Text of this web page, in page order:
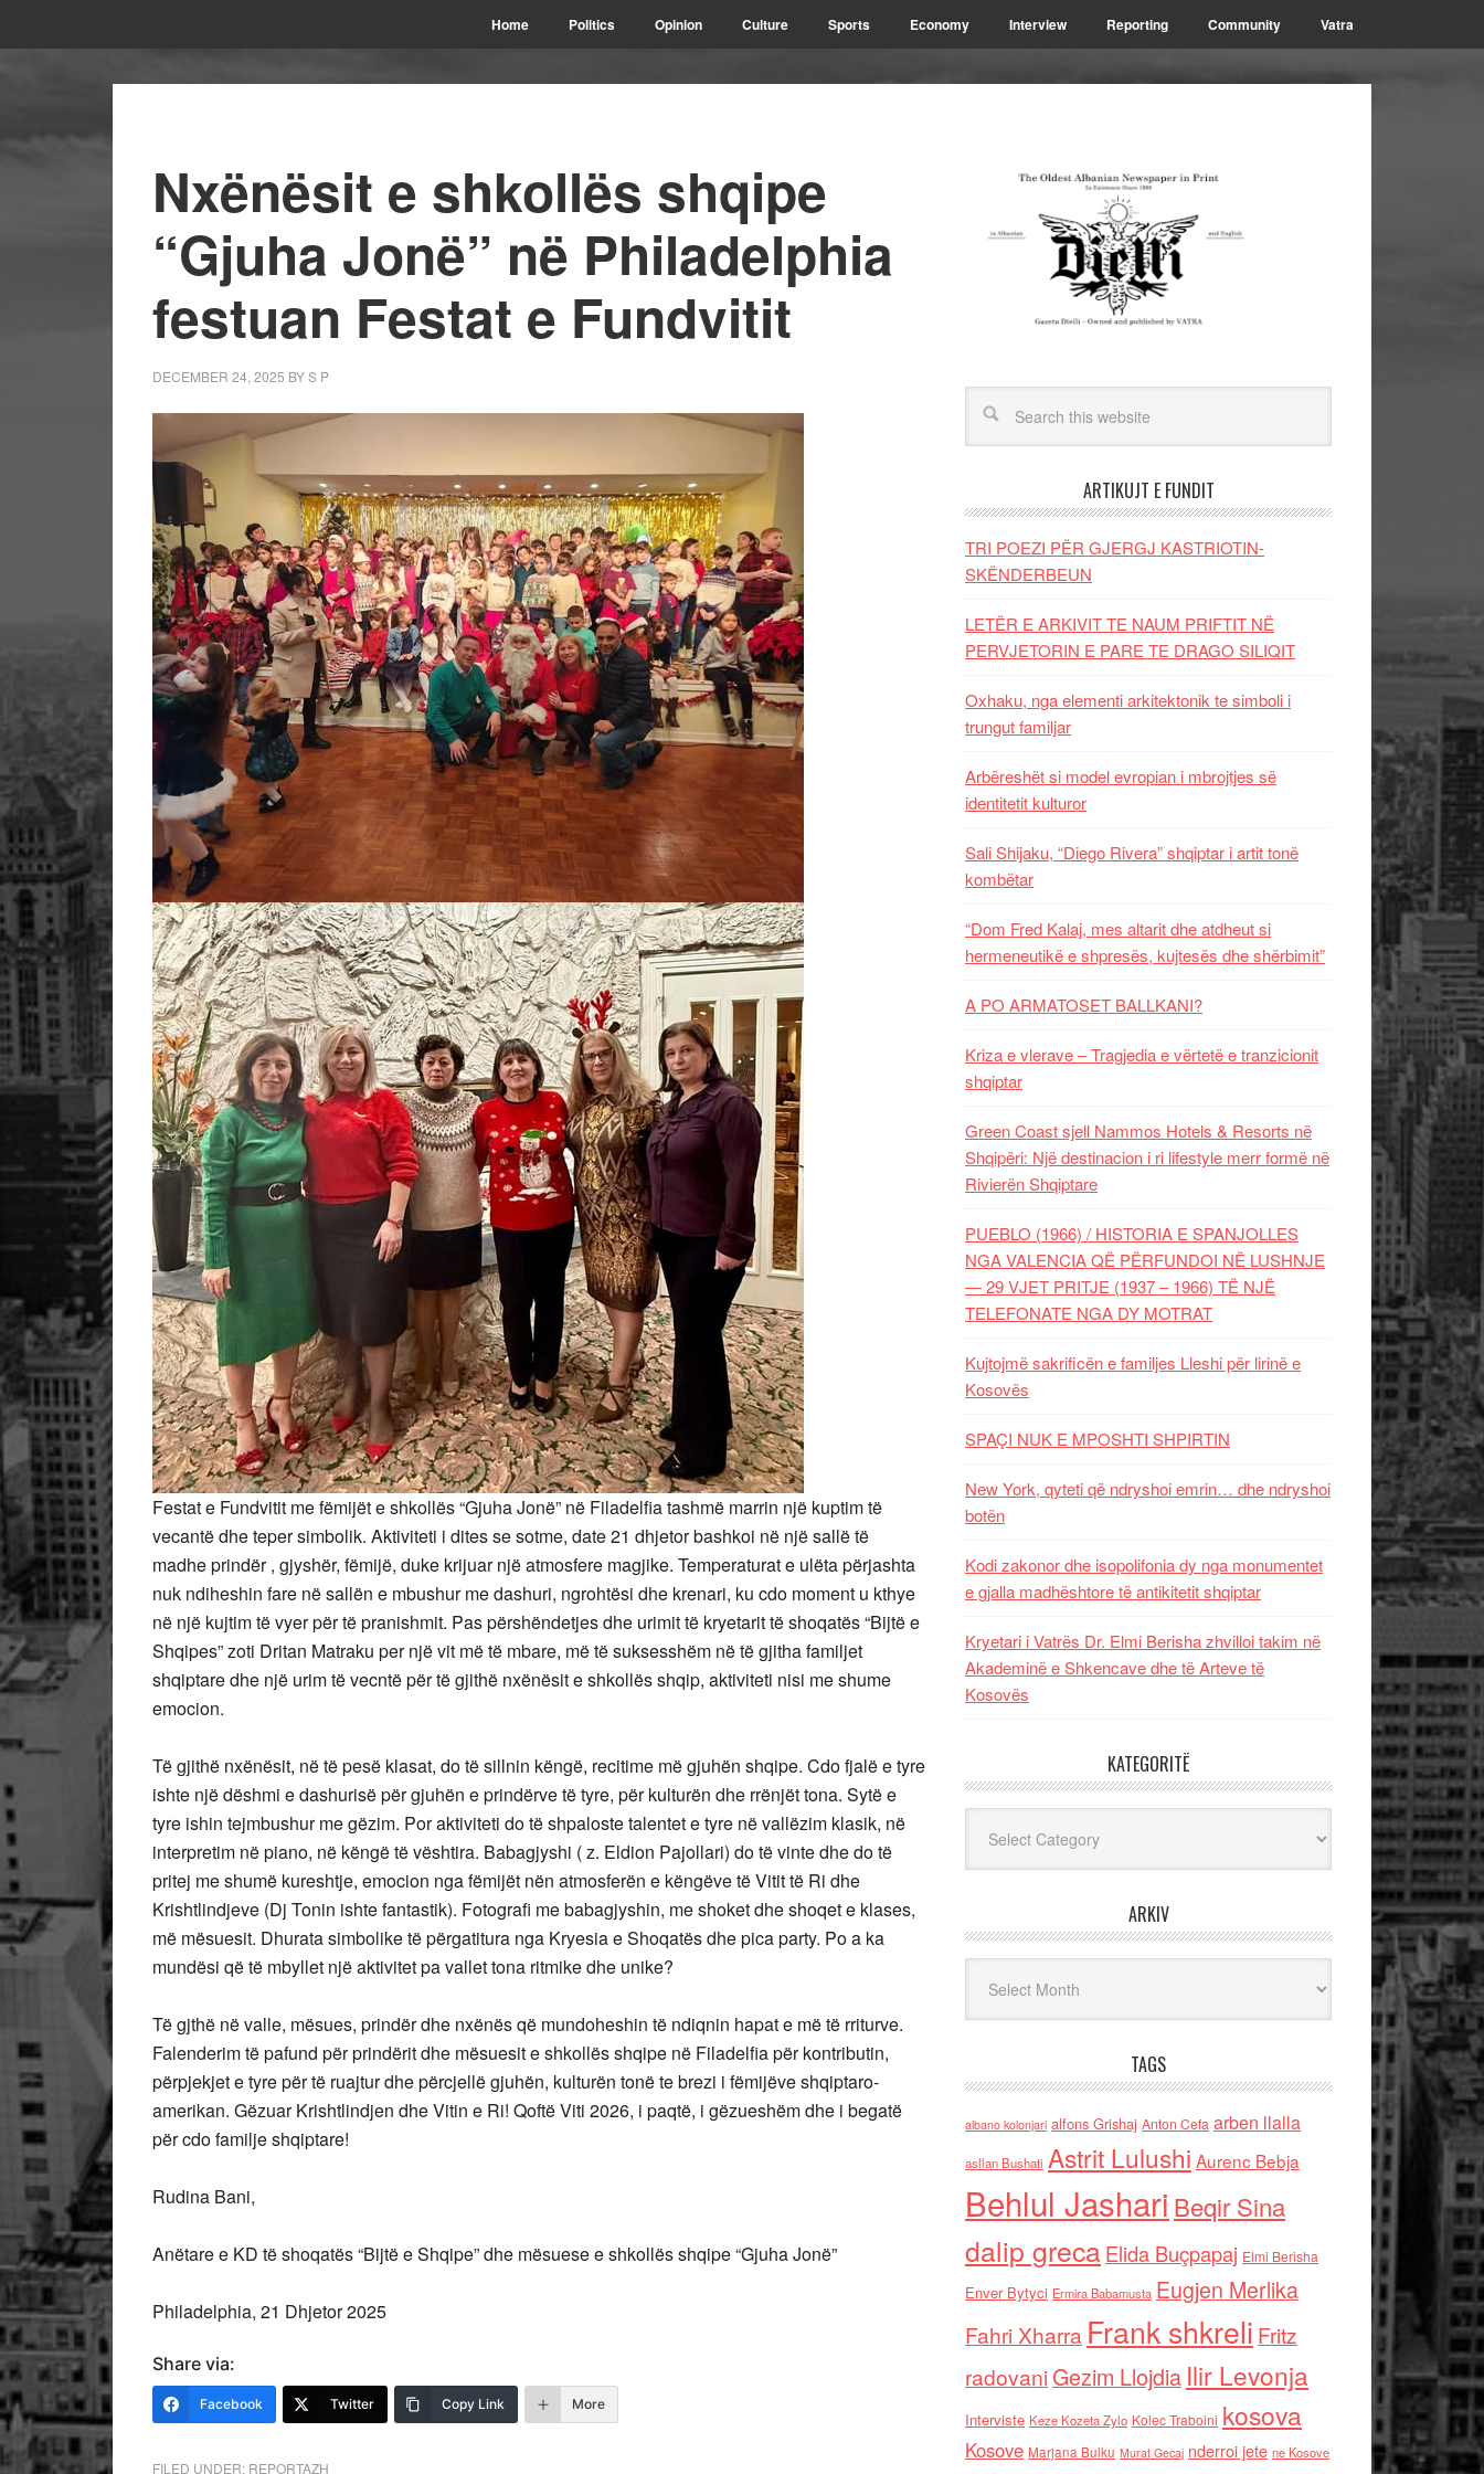
Home Politics Opinion Culture Sports Economy Interview Reporting Community Vatra
Nxënësit e shkollës shqipe
“Gjuha Jonë” në Philadelphia
festuan Festat e Fundvitit
DECEMBER 24, 2025 BYS P
Festat e Fundvitit me fëmijët e shkollës “Gjuha Jonë” në Filadelfia tashmë marrin një kuptim të
vecantë dhe teper simbolik. Aktiviteti i dites se sotme, date 21 dhjetor bashkoi në një sallë të
madhe prindër , gjyshër, fëmijë, duke krijuar një atmosfere magjike. Temperaturat e ulëta përjashta
nuk ndiheshin fare në sallën e mbushur me dashuri, ngrohtësi dhe krenari, ku cdo moment u kthye
në një kujtim të vyer për të pranishmit. Pas përshëndetjes dhe urimit të kryetarit të shoqatës “Bijtë e
Shqipes” zoti Dritan Matraku per një vit më të mbare, më të suksesshëm në të gjitha familjet
shqiptare dhe një urim të vecntë për të gjithë nxënësit e shkollës shqip, aktiviteti nisi me shume
emocion.
Të gjithë nxënësit, në të pesë klasat, do të sillnin këngë, recitime më gjuhën shqipe. Cdo fjalë e tyre
ishte një dëshmi e dashurisë për gjuhën e prindërve të tyre, për kulturën dhe rrënjët tona. Sytë e
tyre ishin tejmbushur me gëzim. Por aktiviteti do të shpaloste talentet e tyre në vallëzim klasik, në
interpretim në piano, në këngë të vështira. Babagjyshi ( z. Eldion Pajollari) do të vinte dhe do të
pritej me shumë kureshtje, emocion nga fëmijët nën atmosferën e këngëve të Vitit të Ri dhe
Krishtlindjeve (Dj Tonin ishte fantastik). Fotografi me babagjyshin, me shoket dhe shoqet e klases,
më mësuesit. Dhurata simbolike të përgatitura nga Kryesia e Shoqatës dhe pica party. Po a ka
mundësi që të mbyllet një aktivitet pa vallet tona ritmike dhe unike?
Të gjthë në valle, mësues, prindër dhe nxënës që mundoheshin të ndiqnin hapat e më të rriturve.
Falenderim të pafund për prindërit dhe mësuesit e shkollës shqipe në Filadelfia për kontributin,
përpjekjet e tyre për të ruajtur dhe përcjellë gjuhën, kulturën tonë te brezi i fëmijëve shqiptaro-
amerikan. Gëzuar Krishtlindjen dhe Vitin e Ri! Qoftë Viti 2026, i paqtë, i gëzueshëm dhe i begatë
për cdo familje shqiptare!
Rudina Bani,
Anëtare e KD të shoqatës “Bijtë e Shqipe” dhe mësuese e shkollës shqipe “Gjuha Jonë”
Philadelphia, 21 Dhjetor 2025
Share via:
Facebook Twitter Copy Link More
FILED UNDER: REPORTAZH
ARTIKUJT E FUNDIT
TRI POEZI PËR GJERGJ KASTRIOTIN-
SKËNDERBEUN
LETËR E ARKIVIT TE NAUM PRIFTIT NË
PERVJETORIN E PARE TE DRAGO SILIQIT
Oxhaku, nga elementi arkitektonik te simboli i
trungut familjar
Arbëreshët si model evropian i mbrojtjes së
identitetit kulturor
Sali Shijaku, “Diego Rivera” shqiptar i artit tonë
kombëtar
“Dom Fred Kalaj, mes altarit dhe atdheut si
hermeneutikë e shpresës, kujtesës dhe shërbimit”
A PO ARMATOSET BALLKANI?
Kriza e vlerave – Tragjedia e vërtetë e tranzicionit
shqiptar
Green Coast sjell Nammos Hotels & Resorts në
Shqipëri: Një destinacion i ri lifestyle merr formë në
Rivierën Shqiptare
PUEBLO (1966) / HISTORIA E SPANJOLLES
NGA VALENCIA QË PËRFUNDOI NË LUSHNJE
— 29 VJET PRITJE (1937 – 1966) TË NJË
TELEFONATE NGA DY MOTRAT
Kujtojmë sakrificën e familjes Lleshi për lirinë e
Kosovës
SPAÇI NUK E MPOSHTI SHPIRTIN
New York, qyteti që ndryshoi emrin… dhe ndryshoi
botën
Kodi zakonor dhe isopolifonia dy nga monumentet
e gjalla madhështore të antikitetit shqiptar
Kryetari i Vatrës Dr. Elmi Berisha zhvilloi takim në
Akademinë e Shkencave dhe të Arteve të
Kosovës
KATEGORITË
ARKIV
TAGS
albano kolonjari alfons Grishaj Anton Cefa arben llalla
asllan Bushati Astrit Lulushi Aurenc Bebja
Behlul Jashari Beqir Sina
dalip grecaElida Buçpapaj Elmi Berisha
Enver Bytyci Ermira Babamusta Eugjen Merlika
Fahri Xharra Frank shkreli Fritz
radovaniGezim Llojdia Ilir Levonja
Interviste Keze Kozeta Zylo Kolec Traboini kosova
Kosove Marjana Bulku Murat Gecaj nderroi jete ne Kosove